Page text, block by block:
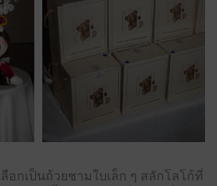
กเป็นถ้วยชามใบเล็ก ๆ สลักโลโก้ที่